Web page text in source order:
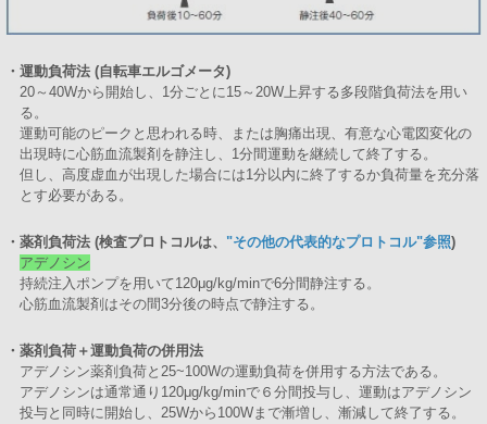
・運動負荷法 (自転車エルゴメータ)
20～40Wから開始し、1分ごとに15～20W上昇する多段階負荷法を用い
る。
運動可能のピークと思われる時、または胸痛出現、有意な心電図変化の
出現時に心筋血流製剤を静注し、1分間運動を継続して終了する。
但し、高度虚血が出現した場合には1分以内に終了するか負荷量を充分落
とす必要がある。
・薬剤負荷法 (検査プロトコルは、 "その他の代表的なプロトコル"参照)
アデノシン
持続注入ポンプを用いて120μg/kg/minで6分間静注する。
心筋血流製剤はその間3分後の時点で静注する。
・薬剤負荷＋運動負荷の併用法
アデノシン薬剤負荷と25~100Wの運動負荷を併用する方法である。
アデノシンは通常通り120μg/kg/minで６分間投与し、運動はアデノシン
投与と同時に開始し、25Wから100Wまで漸増し、漸減して終了する。